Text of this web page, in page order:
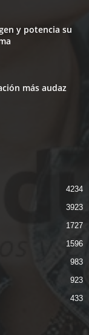
y potencia su
más audaz
4234
3923
1727
1596
983
923
433